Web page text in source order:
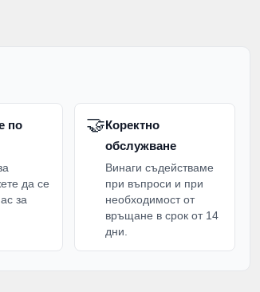
по
да се
за
🤝Коректно
обслужване
Винаги съдействаме
при въпроси и при
необходимост от
връщане в срок от 14
дни.